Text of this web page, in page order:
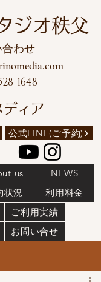
ジオ秩父
わせ
1648
ディア
公式LINE(ご予約)
us
NEWS
状況
利用料金
ご利用実績
お問い合せ